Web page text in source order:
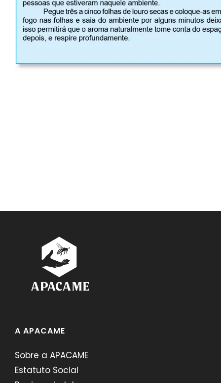
A APACAME
Sobre a APACAME
Estatuto Social